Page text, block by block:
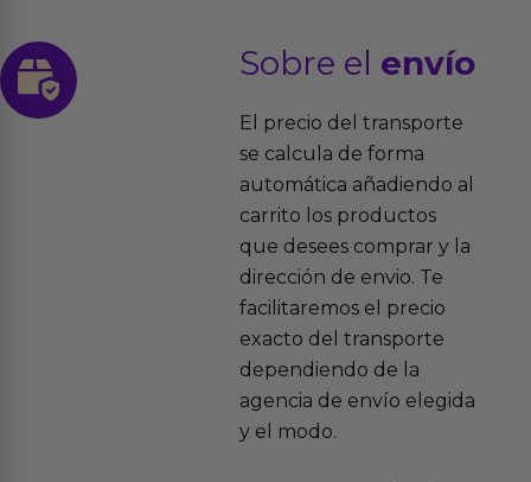
Sobre el envío
El precio del transporte
se calcula de forma
automática añadiendo al
carrito los productos
que desees comprar y la
dirección de envio. Te
facilitaremos el precio
exacto del transporte
dependiendo de la
agencia de envío elegida
y el modo.